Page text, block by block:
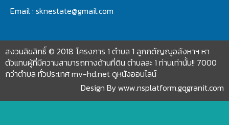
Email : sknestate@gmail.com
สงวนลิขสิทธิ์ © 2018 โครงการ 1 ตำบล 1 ลูกกตัญญูอสังหาฯ หา
ตัวแทนผู้ที่มีความสามารถทางด้านที่ดิน ตำบลละ 1 ท่านเท่านั้น!! 7000
กว่าตำบล ทั่วประเทศ mv-hd.net ดูหนังออนไลน์
Design Bywww.nsplatform.gqgranit.com